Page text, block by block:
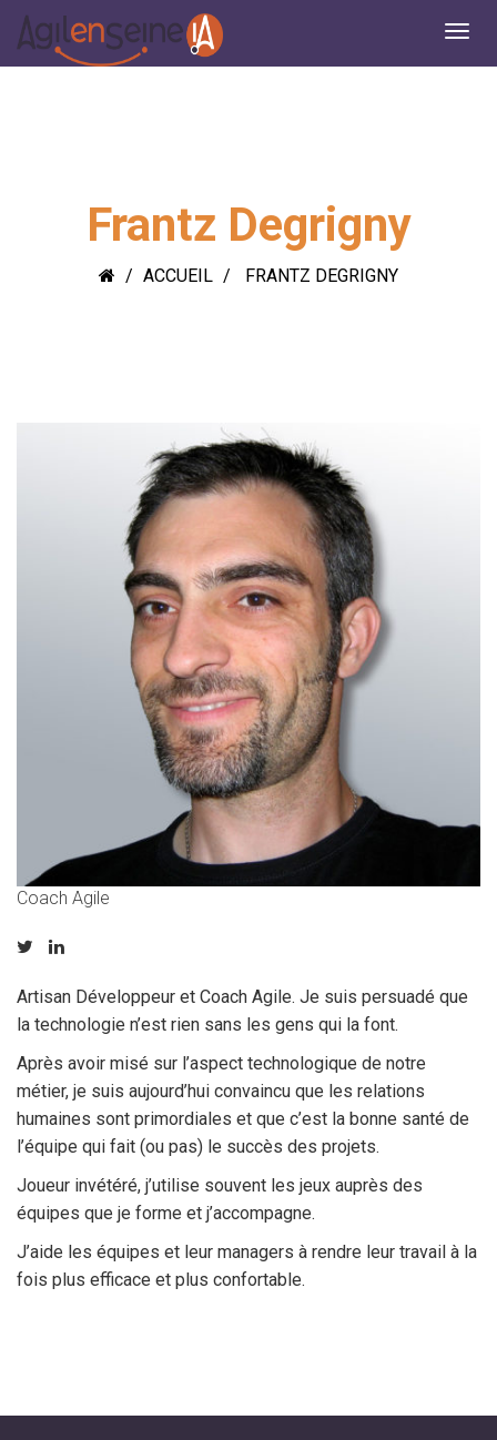
Frantz Degrigny
ACCUEIL FRANTZ DEGRIGNY
Coach Agile
Artisan Développeur et Coach Agile. Je suis persuadé que
la technologie n’est rien sans les gens qui la font.
Après avoir misé sur l’aspect technologique de notre
métier, je suis aujourd’hui convaincu que les relations
humaines sont primordiales et que c’est la bonne santé de
l’équipe qui fait (ou pas) le succès des projets.
Joueur invétéré, j’utilise souvent les jeux auprès des
équipes que je forme et j’accompagne.
J’aide les équipes et leur managers à rendre leur travail à la
fois plus efficace et plus confortable.